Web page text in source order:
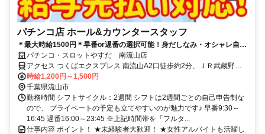
パチンコ店 ホール&カウンタースタッフ
＊最大時給1500円＊早番or遅番の選択可能！身だしなみ・オシャレ自
由！未経験者も大歓迎！好待遇バイトなら「やすだ」で決まり！
パチンコ・スロットやすだ 南流山店
アクセス つくばエクスプレス 南流山A2口徒歩約2分、ＪＲ武蔵野線
南流山北口徒歩約3分、ＪＲ武蔵野常磐連絡線 南流山北口徒歩約3分
時給1,200円～1,500円
千葉県流山市
勤務時間 シフトサイクル：2週間 シフトは2週間ごとの自己申告制な
ので、 プライベートの予定も立てやすいのが魅力です♪ 早番9:30～
16:45 遅番16:00～23:45 ※上記時間帯を「フルタ...
仕事内容 ポイント！ ★未経験者大歓迎！ ★女性アルバイトも活躍し